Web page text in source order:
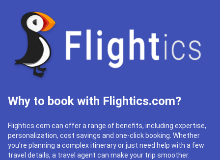
Why to book with Flightics.com?
Flightics.com can offer a range of benefits, including expertise,
personalization, cost savings and one-click booking. Whether
you're planning a complex itinerary or just need help with a few
travel details, a travel agent can make your trip smoother.